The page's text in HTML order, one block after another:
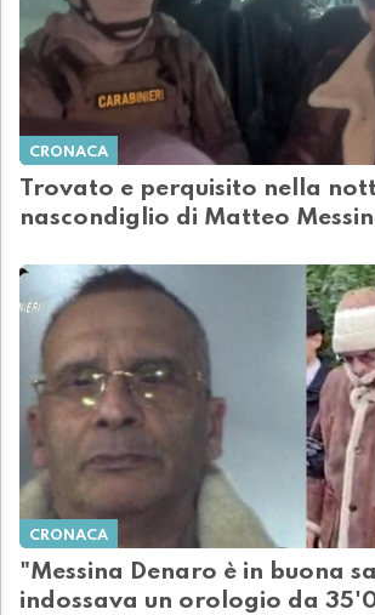
CRONACA
Trovato e perquisito nella
nascondiglio di Matteo
CRONACA
"Messina Denaro è in buona
indossava un orologio da